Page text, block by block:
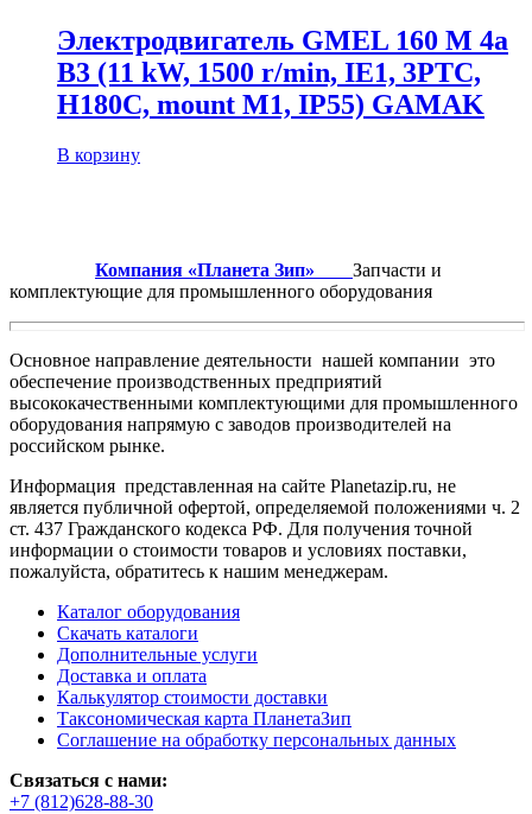
Электродвигатель GMEL 160 M 4a
B3 (11 kW, 1500 r/min, IE1, 3PTC,
H180C, mount M1, IP55) GAMAK
В корзину
Компания «Планета Зип» Запчасти и
комплектующие для промышленного оборудования
Основное направление деятельности нашей компании это
обеспечение производственных предприятий
высококачественными комплектующими для промышленного
оборудования напрямую с заводов производителей на
российском рынке.
Информация представленная на сайте Planetazip.ru, не
является публичной офертой, определяемой положениями ч. 2
ст. 437 Гражданского кодекса РФ. Для получения точной
информации о стоимости товаров и условиях поставки,
пожалуйста, обратитесь к нашим менеджерам.
Каталог оборудования
Скачать каталоги
Дополнительные услуги
Доставка и оплата
Калькулятор стоимости доставки
Таксономическая карта ПланетаЗип
Соглашение на обработку персональных данных
Связаться с нами:
+7 (812)628-88-30